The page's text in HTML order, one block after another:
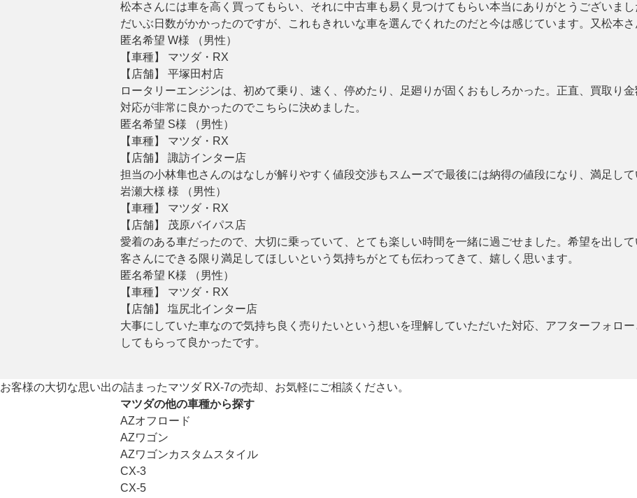
松本さんには車を高く買ってもらい、それに中古車も易く見つけてもらい本当にありがとうございま
だいぶ日数がかかったのですが、これもきれいな車を選んでくれたのだと今は感じています。又松本さ
匿名希望 W様 （男性）
【車種】 マツダ・RX
【店舗】 平塚田村店
ロータリーエンジンは、初めて乗り、速く、停めたり、足廻りが固くおもしろかった。正直、買取り
対応が非常に良かったのでこちらに決めました。
匿名希望 S様 （男性）
【車種】 マツダ・RX
【店舗】 諏訪インター店
担当の小林隼也さんのはなしが解りやすく値段交渉もスムーズで最後には納得の値段になり、満足して
岩瀬大様 様 （男性）
【車種】 マツダ・RX
【店舗】 茂原バイパス店
愛着のある車だったので、大切に乗っていて、とても楽しい時間を一緒に過ごせました。希望を出し
客さんにできる限り満足してほしいという気持ちがとても伝わってきて、嬉しく思います。
匿名希望 K様 （男性）
【車種】 マツダ・RX
【店舗】 塩尻北インター店
大事にしていた車なので気持ち良く売りたいという想いを理解していただいた対応、アフターフォロ
してもらって良かったです。
お客様の大切な思い出の詰まったマツダ RX-7の売却、お気軽にご相談ください。
マツダの他の車種から探す
AZオフロード
AZワゴン
AZワゴンカスタムスタイル
CX-3
CX-5